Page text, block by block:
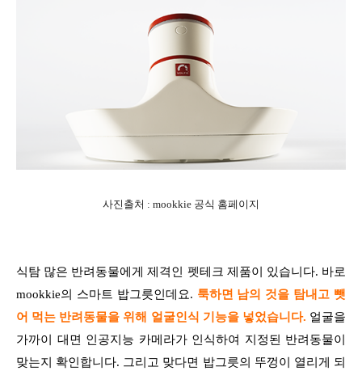
사진출처 : mookkie 공식 홈페이지
식탐 많은 반려동물에게 제격인 펫테크 제품이 있습니다. 바로
mookkie의 스마트 밥그릇인데요. 툭하면 남의 것을 탐내고 뺏
어 먹는 반려동물을 위해 얼굴인식 기능을 넣었습니다. 얼굴을
가까이 대면 인공지능 카메라가 인식하여 지정된 반려동물이
맞는지 확인합니다. 그리고 맞다면 밥그릇의 뚜껑이 열리게 되